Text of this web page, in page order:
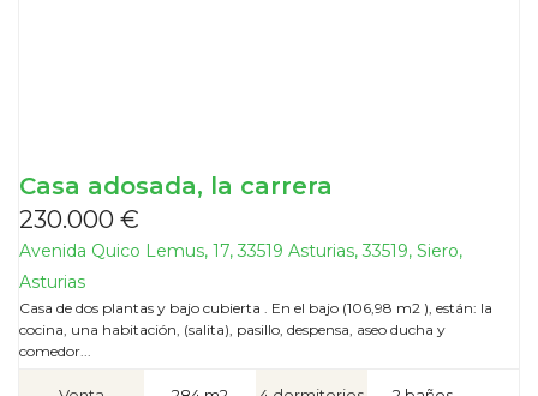
Casa adosada, la carrera
230.000 €
Avenida Quico Lemus, 17, 33519 Asturias, 33519, Siero,
Asturias
Casa de dos plantas y bajo cubierta . En el bajo (106,98 m2 ), están: la
cocina, una habitación, (salita), pasillo, despensa, aseo ducha y
comedor...